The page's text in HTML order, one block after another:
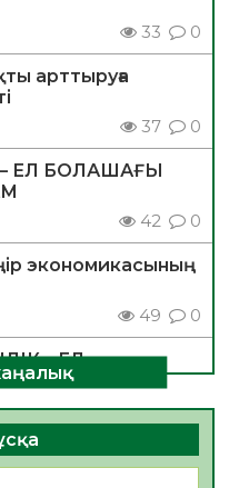
33 0
арттыруға
37 0
ЕЛ БОЛАШАҒЫ
42 0
экономикасының
49 0
– ЕЛ
47 0
БОЛАШАҚҚА